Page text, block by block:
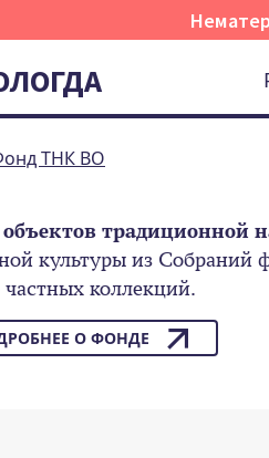
ТНК ВО
традиционной
культуры из Собраний
коллекций.
О ФОНДЕ